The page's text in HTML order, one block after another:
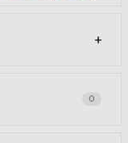
güneşin
Yeşil cam rengi,
0